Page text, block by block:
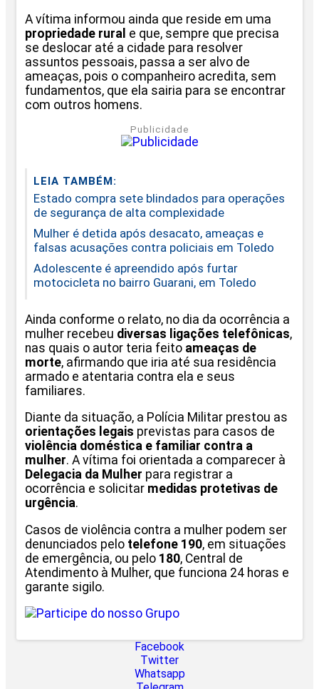
A vítima informou ainda que reside em uma
propriedade rural e que, sempre que precisa
se deslocar até a cidade para resolver
assuntos pessoais, passa a ser alvo de
ameaças, pois o companheiro acredita, sem
fundamentos, que ela sairia para se encontrar
com outros homens.
Publicidade
LEIA TAMBÉM:
Estado compra sete blindados para operações
de segurança de alta complexidade
Mulher é detida após desacato, ameaças e
falsas acusações contra policiais em Toledo
Adolescente é apreendido após furtar
motocicleta no bairro Guarani, em Toledo
Ainda conforme o relato, no dia da ocorrência a
mulher recebeu diversas ligações telefônicas,
nas quais o autor teria feito ameaças de
morte, afirmando que iria até sua residência
armado e atentaria contra ela e seus
familiares.
Diante da situação, a Polícia Militar prestou as
orientações legais previstas para casos de
violência doméstica e familiar contra a
mulher. A vítima foi orientada a comparecer à
Delegacia da Mulher para registrar a
ocorrência e solicitar medidas protetivas de
urgência.
Casos de violência contra a mulher podem ser
denunciados pelo telefone 190, em situações
de emergência, ou pelo 180, Central de
Atendimento à Mulher, que funciona 24 horas e
garante sigilo.
Facebook
Twitter
Whatsapp